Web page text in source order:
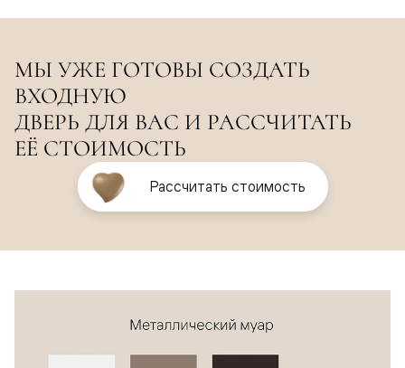
МЫ УЖЕ ГОТОВЫ СОЗДАТЬ
ВХОДНУЮ
ДВЕРЬ ДЛЯ ВАС И РАССЧИТАТЬ
ЕЁ СТОИМОСТЬ
Рассчитать стоимость